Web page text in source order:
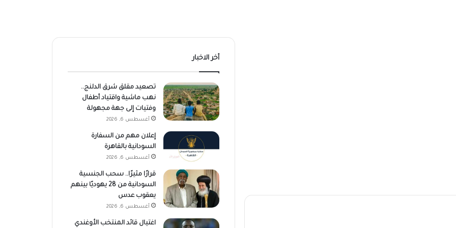
أخر الاخبار
تصعيد مقلق شرق الدلنج..
نهب ماشية واقتياد أطفال
وفتيات إلى جهة مجهولة
أغسطس 6, 2026
إعلان مهم من السفارة
السودانية بالقاهرة
أغسطس 6, 2026
قرارًا مثيرًا.. سحب الجنسية
السودانية من 28 يهوديًا بينهم
يعقوب عدس
أغسطس 6, 2026
اغتيال قائد المنتخب الأوغندي